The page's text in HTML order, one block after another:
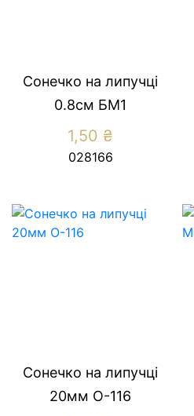
Сонечко на липучці
0.8см БМ1
1,50 ₴
028166
Сонечко на липучці
20мм О-116